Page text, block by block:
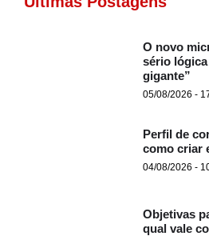
O novo
sério
gigante”
05/08/2026 -
Perfil de
como criar
04/08/2026 -
Objetivas
qual vale